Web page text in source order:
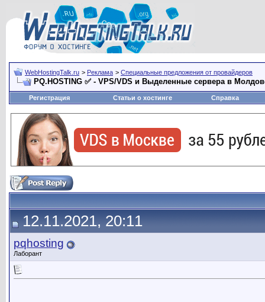
WebHostingTalk.ru > Реклама > Специальные предложения от провайдеров
PQ.HOSTING ✅ - VPS/VDS и Выделенные сервера в
Регистрация Статьи о хостинге Справка
12.11.2021, 20:11
pqhosting
Лаборант